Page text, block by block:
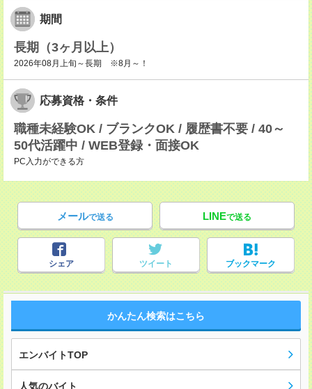
期間
長期（3ヶ月以上）
2026年08月上旬～長期 ※8月～！
応募資格・条件
職種未経験OK / ブランクOK / 履歴書不要 / 40～
50代活躍中 / WEB登録・面接OK
PC入力ができる方
メールで送る LINEで送る
シェア ツイート ブックマーク
かんたん検索はこちら
エンバイトTOP
人気のバイト